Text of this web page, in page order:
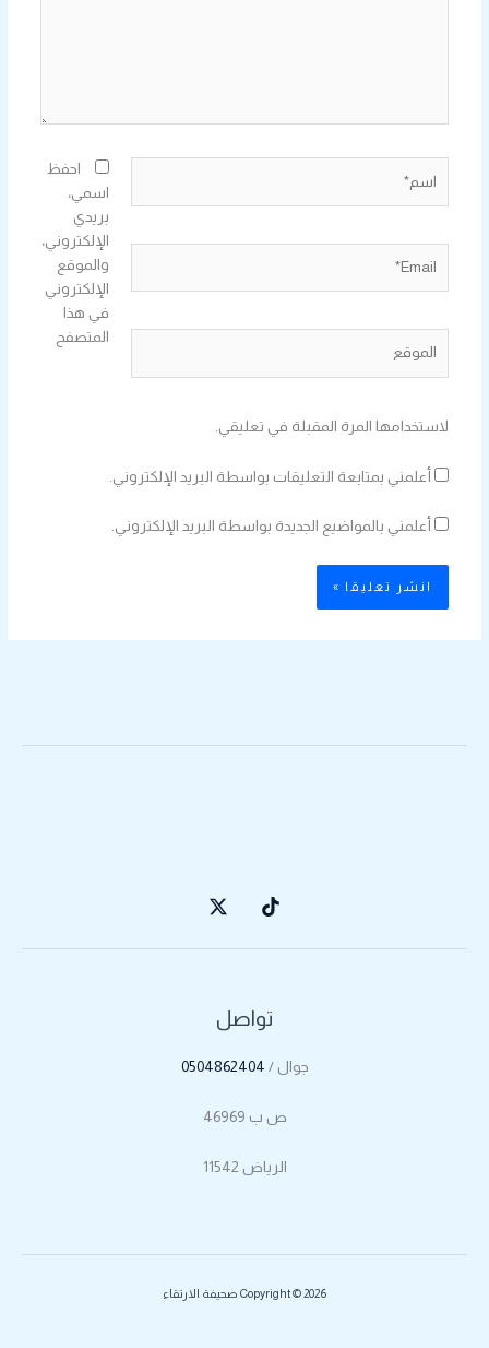
احفظ
اسمي،
بريدي
الإلكتروني،
والموقع
الإلكتروني
في هذا
المتصفح
لاستخدامها المرة المقبلة في تعليقي.
أعلمني بمتابعة التعليقات بواسطة البريد الإلكتروني.
أعلمني بالمواضيع الجديدة بواسطة البريد الإلكتروني.
تواصل
جوال / 0504862404
ص ب 46969
الرياض 11542
Copyright © 2026 صحيفة الارتقاء